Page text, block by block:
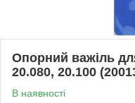
Опорний важіль
20.080, 20.100
В наявності